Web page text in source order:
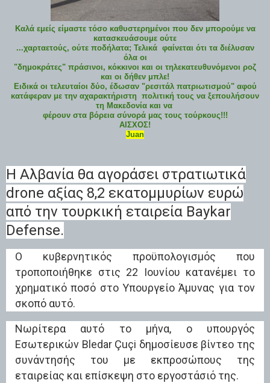
Καλά εμείς είμαστε τόσο καθυστερημένοι που δεν μπορούμε να
κατασκευάσουμε ούτε
...χαρταετούς, ούτε ποδήλατα; Τελικά φαίνεται ότι τα διέλυσαν
όλα οι
"δημοκράτες" πράσινοι, κόκκινοι και οι τηλεκατευθυνόμενοι ροζ
και οι δήθεν μπλε!
Ειδικά οι τελευταίοι δύο, έδωσαν "ρεσιτάλ πατριωτισμού" αφού
κατάφεραν με την αχαρακτήριστη πολιτική τους να ξεπουλήσουν
τη Μακεδονία και να
φέρουν στα βόρεια σύνορά μας τους τούρκους!!!
ΑΙΣΧΟΣ!
Juan
Η Αλβανία θα αγοράσει στρατιωτικά
drone αξίας 8,2 εκατομμυρίων ευρώ
από την τουρκική εταιρεία Baykar
Defense.
Ο κυβερνητικός προϋπολογισμός που
τροποποιήθηκε στις 22 Ιουνίου κατανέμει το
χρηματικό ποσό στο Υπουργείο Άμυνας για τον
σκοπό αυτό.
Νωρίτερα αυτό το μήνα, ο υπουργός
Εσωτερικών Bledar Çuçi δημοσίευσε βίντεο της
συνάντησής του με εκπροσώπους της
εταιρείας και επίσκεψη στο εργοστάσιό της.